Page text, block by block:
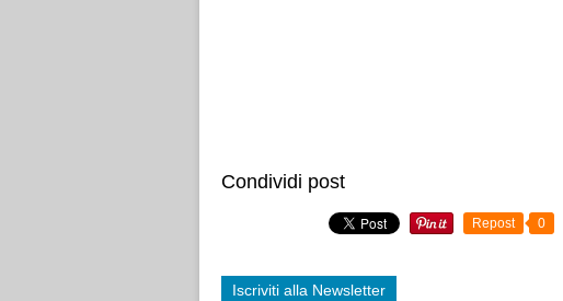
Condividi post
Repost 0
Iscriviti alla Newsletter